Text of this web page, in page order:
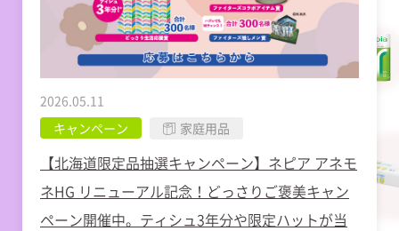
2026.05.11
キャンペーン
家庭用品
【北海道限定品抽選キャンペーン】ネピア アネモ
ネHG リニューアル記念！どっさりご褒美キャン
ペーン開催中。ティシュ3年分や限定ハットが当